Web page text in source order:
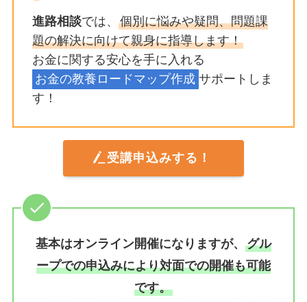
進路相談では、 個別に悩みや疑問、問題課
題の解決に向けて親身に指導します！
お金に関する安心を手に入れる
お金の教養ロードマップ作成 サポートしま
す！
受講申込みする！
基本はオンライン開催になりますが、 グル
ープでの申込みにより対面での開催も可能
です。